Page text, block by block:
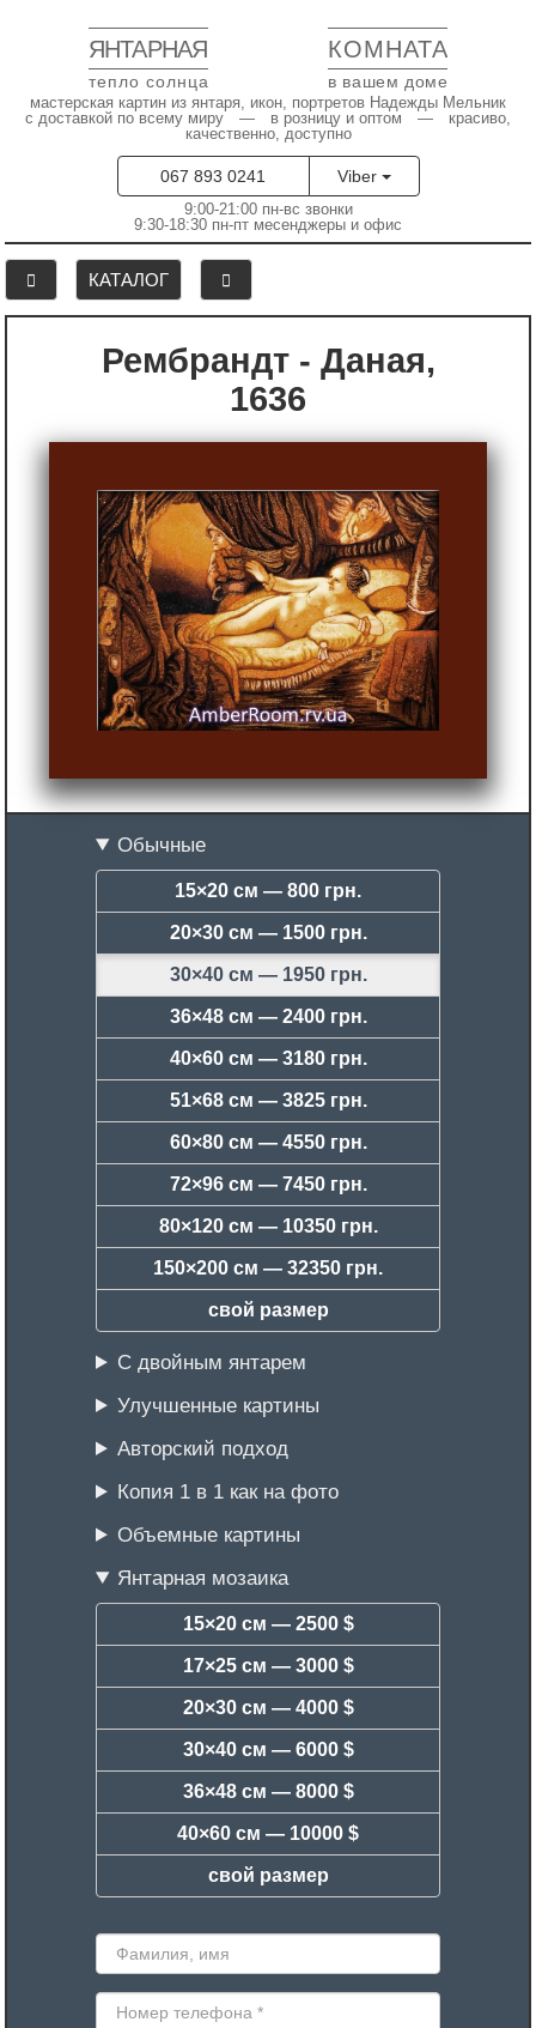
ЯНТАРНАЯ КОМНАТА
тепло солнца в вашем доме
мастерская картин из янтаря, икон, портретов Надежды Мельник
с доставкой по всему миру — в розницу и оптом — красиво,
качественно, доступно
067 893 0241 Viber
9:00-21:00 пн-вс звонки
9:30-18:30 пн-пт месенджеры и офис
КАТАЛОГ
Рембрандт - Даная,
1636
Обычные
15×20 см — 800 грн.
20×30 см — 1500 грн.
30×40 см — 1950 грн.
36×48 см — 2400 грн.
40×60 см — 3180 грн.
51×68 см — 3825 грн.
60×80 см — 4550 грн.
72×96 см — 7450 грн.
80×120 см — 10350 грн.
150×200 см — 32350 грн.
свой размер
С двойным янтарем
Улучшенные картины
Авторский подход
Копия 1 в 1 как на фото
Объемные картины
Янтарная мозаика
15×20 см — 2500 $
17×25 см — 3000 $
20×30 см — 4000 $
30×40 см — 6000 $
36×48 см — 8000 $
40×60 см — 10000 $
свой размер